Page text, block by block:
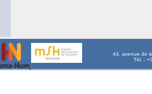
44, avenue de
Tél. :